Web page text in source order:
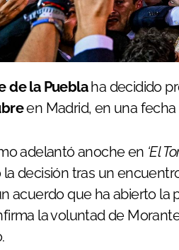
de la Pueblaha decidido
en Madrid, en una
adelantó anoche en ‘El
decisión tras un
acuerdo que ha abierto la
la voluntad de